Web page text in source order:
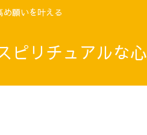
め願いを叶える
ピリチュアルな